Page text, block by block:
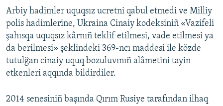
QOŞULIÑIZ!
RFE/RS bütün saytları
Arbiy hadimler uquqsız ucretni qabul etmedi ve Milliy
polis hadimlerine, Ukraina Cinaiy kodeksiniñ «Vazifeli
şahısqa uquqsız kârnıñ teklif etilmesi, vade etilmesi ya
da berilmesi» şeklindeki 369-ncı maddesi ile közde
tutulğan cinaiy uquq bozuluvınıñ alâmetini tayin
etkenleri aqqında bildirdiler.
2014 senesiniñ başında Qırım Rusiye tarafından ilhaq